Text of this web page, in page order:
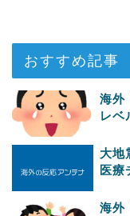
おすすめ記事
海外
レベ
大地
医療
海外